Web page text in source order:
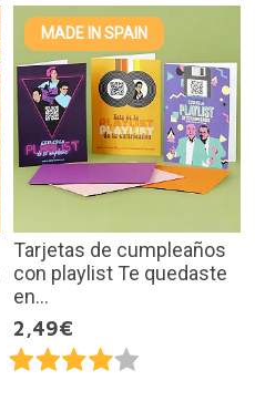
MADE IN SPAIN
Tarjetas de cumpleaños
con playlist Te quedaste
en...
2,49€